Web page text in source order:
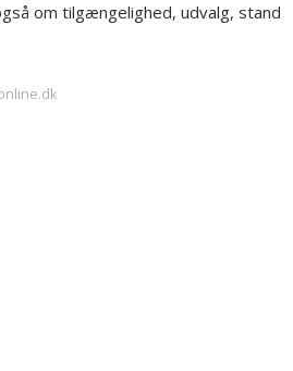
om tilgængelighed, udvalg, stand